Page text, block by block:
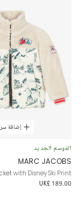
إضافة
الموسم الجديد
MARC JACOBS
with Disney Ski Print
UK£ 189.00